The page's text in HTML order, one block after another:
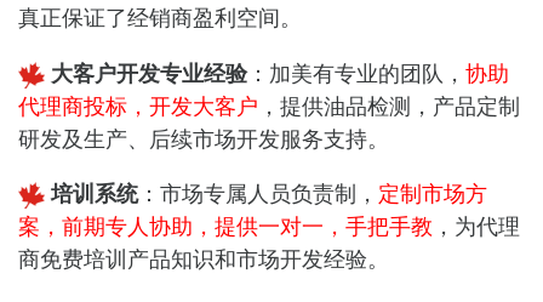
真正保证了经销商盈利空间。
大客户开发专业经验：加美有专业的团队， 协助
代理商投标，开发大客户 ，提供油品检测，产品定制
研发及生产、后续市场开发服务支持。
培训系统：市场专属人员负责制， 定制市场方
案，前期专人协助，提供一对一，手把手教 ，为代理
商免费培训产品知识和市场开发经验。